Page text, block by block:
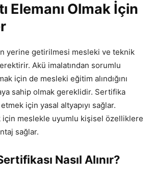
Elemanı Olmak İçin
yerine getirilmesi mesleki ve teknik
Akü imalatından sorumlu
için de mesleki eğitim alındığını
sahip olmak gereklidir. Sertifika
için yasal altyapıyı sağlar.
için meslekle uyumlu kişisel özelliklere
sağlar.
Nasıl Alınır?